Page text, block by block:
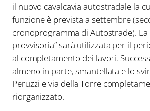
il nuovo cavalcavia autostradale la
funzione è prevista a settembre
cronoprogramma di Autostrade). La
provvisoria” sarà utilizzata per il
al completamento dei lavori.
almeno in parte, smantellata e lo
Peruzzi e via della Torre
riorganizzato.